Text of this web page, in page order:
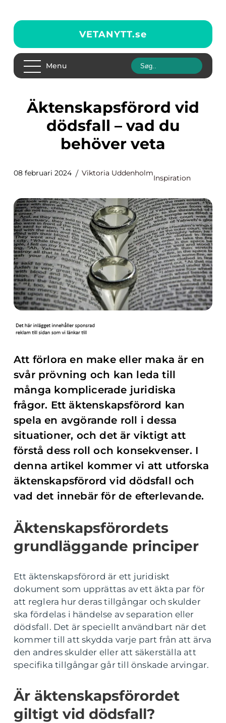
VETANYTT.se
Menu
Äktenskapsförord vid
dödsfall – vad du
behöver veta
08 februari 2024 Viktoria Uddenholm
Inspiration
Att förlora en make eller maka är en
svår prövning och kan leda till
många komplicerade juridiska
frågor. Ett äktenskapsförord kan
spela en avgörande roll i dessa
situationer, och det är viktigt att
förstå dess roll och konsekvenser. I
denna artikel kommer vi att utforska
äktenskapsförord vid dödsfall och
vad det innebär för de efterlevande.
Äktenskapsförordets
grundläggande principer
Ett äktenskapsförord är ett juridiskt
dokument som upprättas av ett äkta par för
att reglera hur deras tillgångar och skulder
ska fördelas i händelse av separation eller
dödsfall. Det är speciellt användbart när det
kommer till att skydda varje part från att ärva
den andres skulder eller att säkerställa att
specifika tillgångar går till önskade arvingar.
Är äktenskapsförordet
giltigt vid dödsfall?